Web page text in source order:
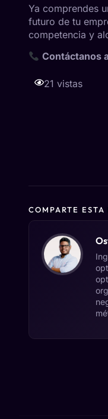
Ya comprendes
futuro de tu
competencia y
Contáctanos
21 vistas
COMPARTE